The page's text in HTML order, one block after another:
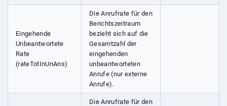
Eingehende
Unbeantwortete
Rate
(rateTotInUnAns)
Die Anrufrate für den
Berichtszeitraum
bezieht sich auf die
Gesamtzahl der
eingehenden
unbeantworteten
Anrufe (nur externe
Anrufe).
Die Anrufrate für den